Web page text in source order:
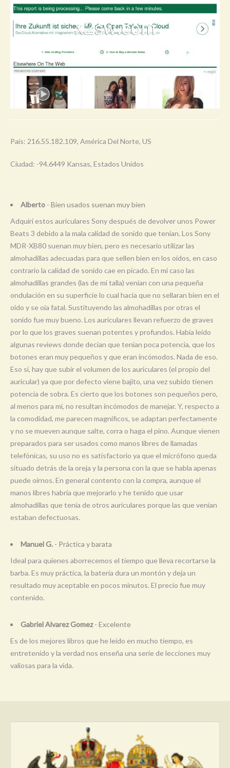
País: 216.55.182.109, América Del Norte, US
Ciudad: -94.6449 Kansas, Estados Unidos
Alberto - Bien usados suenan muy bien
Adquirí estos auriculares Sony después de devolver unos Power
Beats 3 debido a la mala calidad de sonido que tenían. Los Sony
MDR-XB80 suenan muy bien, pero es necesario utilizar las
almohadillas adecuadas para que sellen bien en los oídos, en caso
contrario la calidad de sonido cae en picado. En mi caso las
almohadillas grandes (las de mi talla) venían con una pequeña
ondulación en su superficie lo cual hacia que no sellaran bien en el
oído y se oía fatal. Sustituyendo las almohadillas por otras el
sonido fue muy bueno. Los auriculares llevan refuerzo de graves
por lo que los graves suenan potentes y profundos. Había leído
algunas reviews donde decían que tenían poca potencia, que los
botones eran muy pequeños y que eran incómodos. Nada de eso.
Eso sí, hay que subir el volumen de los auriculares (el propio del
auricular) ya que por defecto viene bajito, una vez subido tienen
potencia de sobra. Es cierto que los botones son pequeños pero,
al menos para mí, no resultan incómodos de manejar. Y, respecto a
la comodidad, me parecen magníficos, se adaptan perfectamente
y no se mueven aunque salte, corra o haga el pino. Aunque vienen
preparados para ser usados como manos libres de llamadas
telefónicas, su uso no es satisfactorio ya que el micrófono queda
situado detrás de la oreja y la persona con la que se habla apenas
puede oirnos. En general contento con la compra, aunque el
manos libres habría que mejorarlo y he tenido que usar
almohadillas que tenía de otros auriculares porque las que venían
estaban defectuosas.
Manuel G. - Práctica y barata
Ideal para quienes aborrecemos el tiempo que lleva recortarse la
barba. Es muy práctica, la batería dura un montón y deja un
resultado muy aceptable en pocos minutos. El precio fue muy
contenido.
Gabriel Alvarez Gomez- Excelente
Es de los mejores libros que he leído en mucho tiempo, es
entretenido y la verdad nos enseña una serie de lecciones muy
valiosas para la vida.